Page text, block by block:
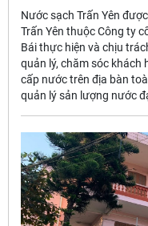
Nước sạch Trấn Yên
Trấn Yên thuộc Công ty
Bái thực hiện và chịu
quản lý, chăm sóc khách
cấp nước trên địa bàn
quản lý sản lượng nước